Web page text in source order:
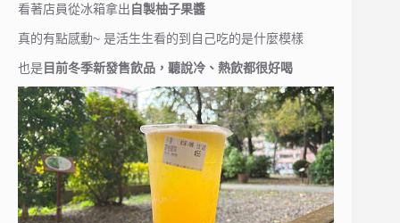
看著店員從冰箱拿出自製柚子果醬
真的有點感動~ 是活生生看的到自己吃的是什麼模樣
也是目前冬季新發售飲品，聽說冷、熱飲都很好喝